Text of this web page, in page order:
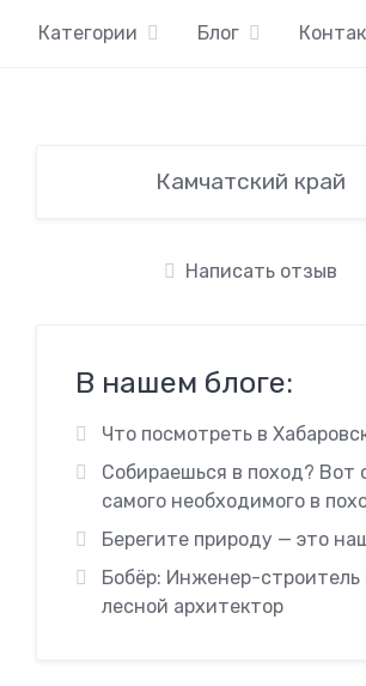
Категории Блог
Камчатский край
Написать отзыв
В нашем блоге:
Что посмотреть в
Собираешься в поход? Вот
самого необходимого в
Берегите природу — это
Бобёр: Инженер-строитель
лесной архитектор